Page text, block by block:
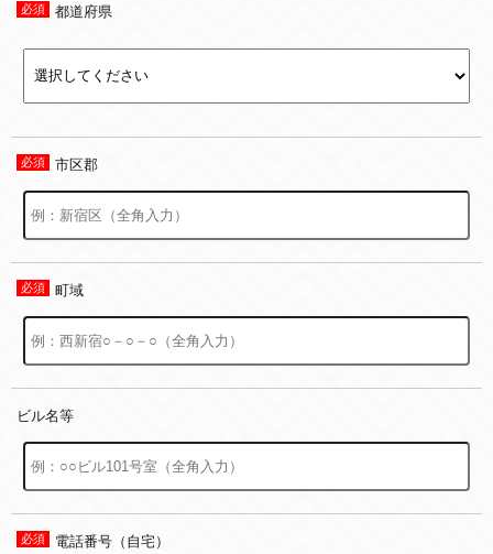
都道府県
市区郡
町域
ビル名等
電話番号（自宅）